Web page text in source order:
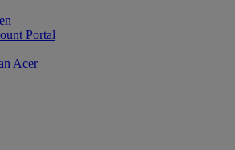
Portal
Acer